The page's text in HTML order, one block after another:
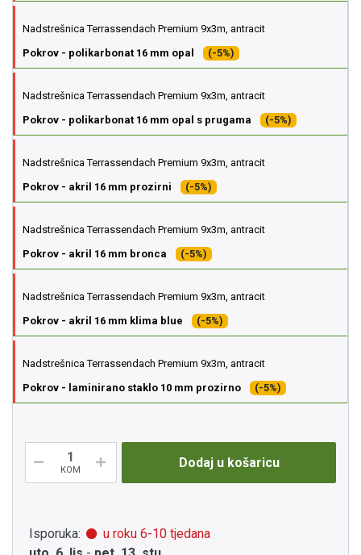
Nadstrešnica Terrassendach Premium 9x3m, antracit
Pokrov - polikarbonat 16 mm opal
(-5%)
Nadstrešnica Terrassendach Premium 9x3m, antracit
Pokrov - polikarbonat 16 mm opal s prugama
(-5%)
Nadstrešnica Terrassendach Premium 9x3m, antracit
Pokrov - akril 16 mm prozirni
(-5%)
Nadstrešnica Terrassendach Premium 9x3m, antracit
Pokrov - akril 16 mm bronca
(-5%)
Nadstrešnica Terrassendach Premium 9x3m, antracit
Pokrov - akril 16 mm klima blue
(-5%)
Nadstrešnica Terrassendach Premium 9x3m, antracit
Pokrov - laminirano staklo 10 mm prozirno
(-5%)
KOM Dodaj u košaricu
Isporuka:
u roku 6-10 tjedana